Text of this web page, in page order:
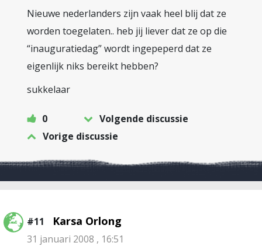
Nieuwe nederlanders zijn vaak heel blij dat ze
worden toegelaten.. heb jij liever dat ze op die
“inauguratiedag” wordt ingepeperd dat ze
eigenlijk niks bereikt hebben?
sukkelaar
0
Volgende discussie
Vorige discussie
#11 Karsa Orlong
31 januari 2008 , 16:51